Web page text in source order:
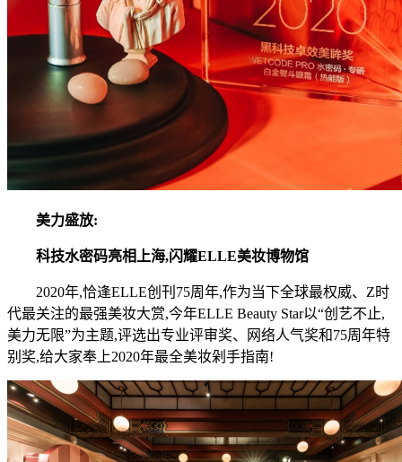
美力盛放:
科技水密码亮相上海,闪耀ELLE美妆博物馆
2020年,恰逢ELLE创刊75周年,作为当下全球最权威、Z时
代最关注的最强美妆大赏,今年ELLE Beauty Star以“创艺不止,
美力无限”为主题,评选出专业评审奖、网络人气奖和75周年特
别奖,给大家奉上2020年最全美妆剁手指南!